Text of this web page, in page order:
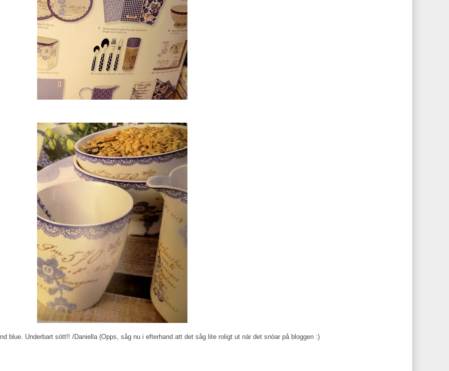
blue. Underbart sött!! /Daniella (Opps, såg nu i efterhand att det såg lite roligt ut när det snöar på bloggen :)